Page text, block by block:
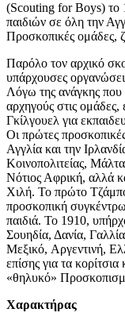
(Scouting for Boys) το
παιδιών σε όλη την
Προσκοπικές ομάδες,
Παρόλο τον αρχικό
υπάρχουσες
Λόγω της ανάγκης που
αρχηγούς στις
Γκίλγουελ για
Οι πρώτες
Αγγλία και την
Κοινοπολιτείας,
Νότιος Αφρική, αλλά
Χιλή. Το πρώτο
προσκοπική
παιδιά. Το 1910,
Σουηδία, Δανία,
Μεξικό, Αργεντινή,
επίσης για τα
«θηλυκό»
Χαρακτήρας